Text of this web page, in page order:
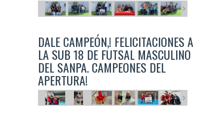
DALE CAMPEÓN,! FELICITACIONES A
LA SUB 18 DE FUTSAL MASCULINO
DEL SANPA. CAMPEONES DEL
APERTURA!